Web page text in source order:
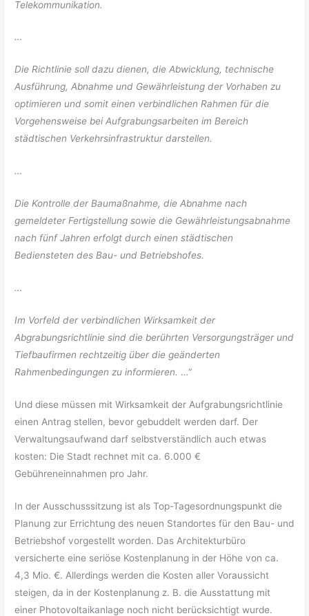
Telekommunikation.
…
Die Richtlinie soll dazu dienen, die Abwicklung, technische
Ausführung, Abnahme und Gewährleistung der Vorhaben zu
optimieren und somit einen verbindlichen Rahmen für die
Vorgehensweise bei Aufgrabungsarbeiten im Bereich
städtischen Verkehrsinfrastruktur darstellen.
…
Die Kontrolle der Baumaßnahme, die Abnahme nach
gemeldeter Fertigstellung sowie die Gewährleistungsabnahme
nach fünf Jahren erfolgt durch einen städtischen
Bediensteten des Bau- und Betriebshofes.
…
Im Vorfeld der verbindlichen Wirksamkeit der
Abgrabungsrichtlinie sind die berührten Versorgungsträger und
Tiefbaufirmen rechtzeitig über die geänderten
Rahmenbedingungen zu informieren. …“
Und diese müssen mit Wirksamkeit der Aufgrabungsrichtlinie
einen Antrag stellen, bevor gebuddelt werden darf. Der
Verwaltungsaufwand darf selbstverständlich auch etwas
kosten: Die Stadt rechnet mit ca. 6.000 €
Gebühreneinnahmen pro Jahr.
In der Ausschusssitzung ist als Top-Tagesordnungspunkt die
Planung zur Errichtung des neuen Standortes für den Bau- und
Betriebshof vorgestellt worden. Das Architekturbüro
versicherte eine seriöse Kostenplanung in der Höhe von ca.
4,3 Mio. €. Allerdings werden die Kosten aller Voraussicht
steigen, da in der Kostenplanung z. B. die Ausstattung mit
einer Photovoltaikanlage noch nicht berücksichtigt wurde.